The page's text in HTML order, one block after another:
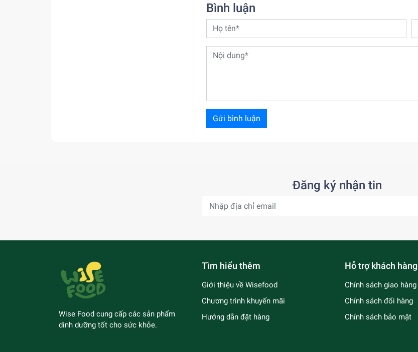
Bình luận
Gửi bình luận
Đăng ký nhận tin
Wise Food cung cấp các sản phẩm
dinh dưỡng tốt cho sức khỏe.
Tìm hiểu thêm
Giới thiệu về Wisefood
Chương trình khuyến mãi
Hướng dẫn đặt hàng
Hỗ trợ khách hàng
Chính sách giao hàng
Chính sách đổi hàng
Chính sách bảo mật